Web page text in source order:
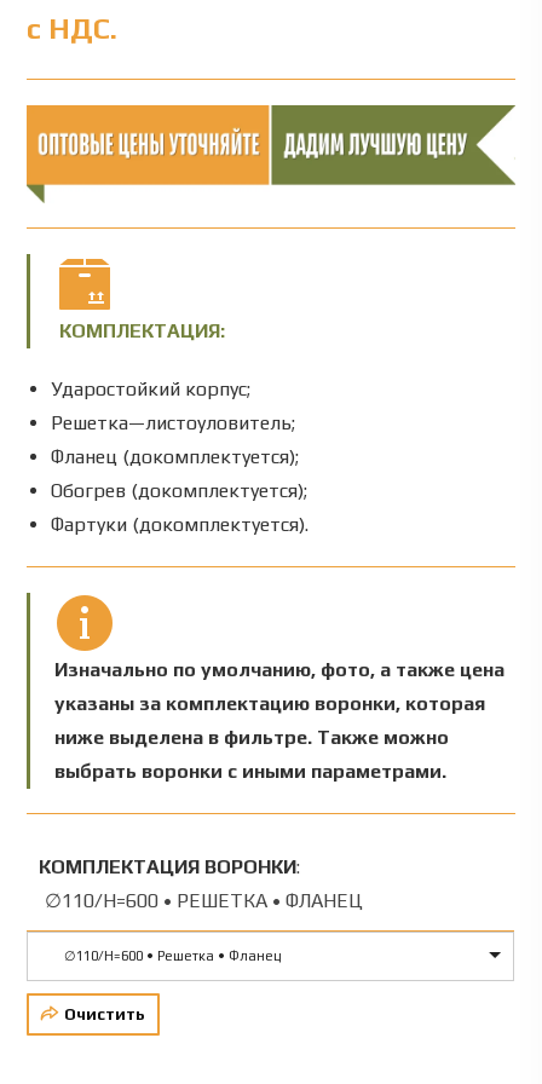
с НДС.
КОМПЛЕКТАЦИЯ:
Ударостойкий корпус;
Решетка—листоуловитель;
Фланец (докомплектуется);
Обогрев (докомплектуется);
Фартуки (докомплектуется).
Изначально по умолчанию, фото, а также цена
указаны за комплектацию воронки, которая
ниже выделена в фильтре. Также можно
выбрать воронки с иными параметрами.
КОМПЛЕКТАЦИЯ ВОРОНКИ:
∅110/Н=600 • РЕШЕТКА • ФЛАНЕЦ
∅110/Н=600 • Решетка • Фланец
Очистить